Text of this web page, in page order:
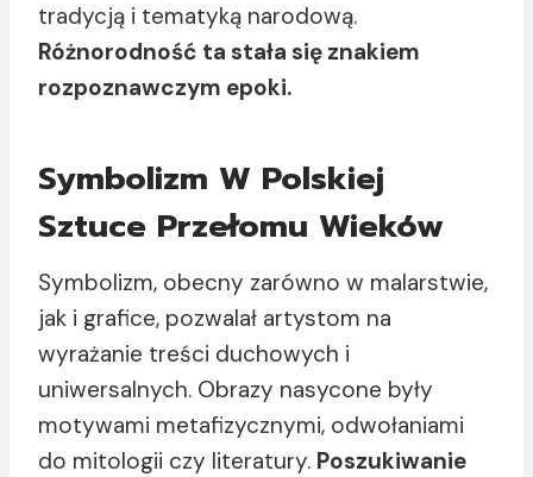
tradycją i tematyką narodową.
Różnorodność ta stała się znakiem
rozpoznawczym epoki.
Symbolizm W Polskiej
Sztuce Przełomu Wieków
Symbolizm, obecny zarówno w malarstwie,
jak i grafice, pozwalał artystom na
wyrażanie treści duchowych i
uniwersalnych. Obrazy nasycone były
motywami metafizycznymi, odwołaniami
do mitologii czy literatury. Poszukiwanie